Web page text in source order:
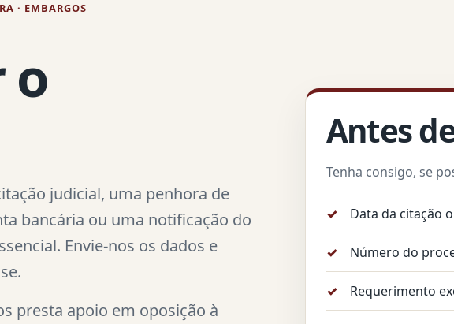
· EMBARGOS
o
judicial, uma penhora de
bancária ou uma notificação do
Envie-nos os dados e
presta apoio em oposição à
Antes
Tenha consigo, se
Data da citação
Número do
Requerimento